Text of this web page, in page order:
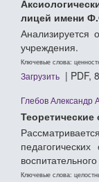
лицей имени
Анализируется
учреждения.
Ключевые слова:
Загрузить
| PDF,
Глебов Александр
Ключевые слова: